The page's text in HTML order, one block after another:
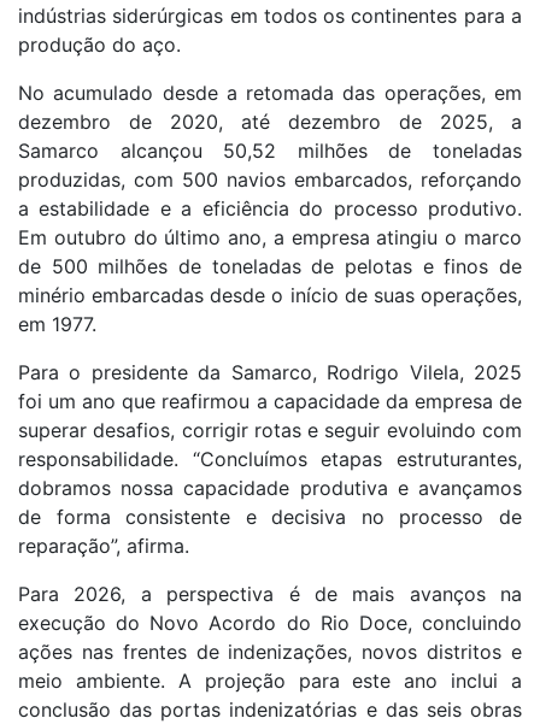
indústrias siderúrgicas em todos os continentes para a
produção do aço. ​
No acumulado desde a retomada das operações, em
dezembro de 2020, até dezembro de 2025, a
Samarco alcançou 50,52 milhões de toneladas
produzidas, com 500 navios embarcados, reforçando
a estabilidade e a eficiência do processo produtivo.
Em outubro do último ano, a empresa atingiu o marco
de 500 milhões de toneladas de pelotas e finos de
minério embarcadas desde o início de suas operações,
em 1977.​
Para o presidente da Samarco, Rodrigo Vilela, 2025
foi um ano que reafirmou a capacidade da empresa de
superar desafios, corrigir rotas e seguir evoluindo com
responsabilidade. “Concluímos etapas estruturantes,
dobramos nossa capacidade produtiva e avançamos
de forma consistente e decisiva no processo de
reparação”, afirma.
Para 2026, a perspectiva é de mais avanços na
execução do Novo Acordo do Rio Doce, concluindo
ações nas frentes de indenizações, novos distritos e
meio ambiente. A projeção para este ano inclui a
conclusão das portas indenizatórias e das seis obras